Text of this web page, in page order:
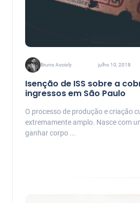
Bruno Accioly julho 10, 2018
Isenção de ISS sobre a
ingressos em São Paulo
O processo de produção e criação
extremamente amplo. Nasce com
ganhar corpo ...